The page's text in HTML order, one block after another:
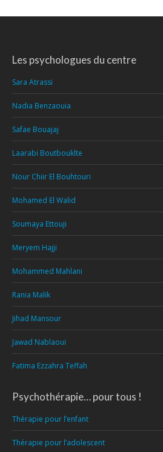
Les psychologues du centre
Sara Atrassi
Nadia Benzaouia
Safae Bouajaj
Laarabi Boutbouklte
Nour Chiir El Bouhtouri
Mohamed El Walid
Soumaya Ettouji
Meryem Hajji
Mohammed Mahlani
Rania Malik
Jihad Mansour
Jawad Nablaoui
Fatima Ezzahra Teffah
Psychothérapie… pour tous !
Thérapie pour l’enfant
Thérapie pour l’adolescent